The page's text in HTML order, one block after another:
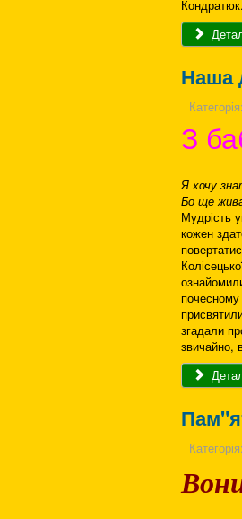
Кондратюк.
Наша
Категорія:
З
Я хочу
Бо ще
Мудрість
кожен
почесному
згадали
звичайно,
Категорія: